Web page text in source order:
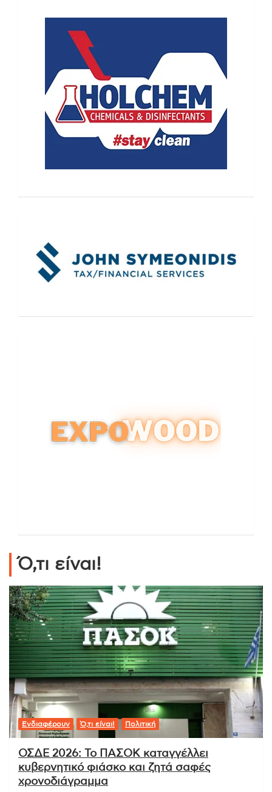
Ό,τι είναι!
Ενδιαφέρουν Ό,τι είναι! Πολιτική
ΟΣΔΕ 2026: Το ΠΑΣΟΚ καταγγέλλει
κυβερνητικό φιάσκο και ζητά σαφές
χρονοδιάγραμμα